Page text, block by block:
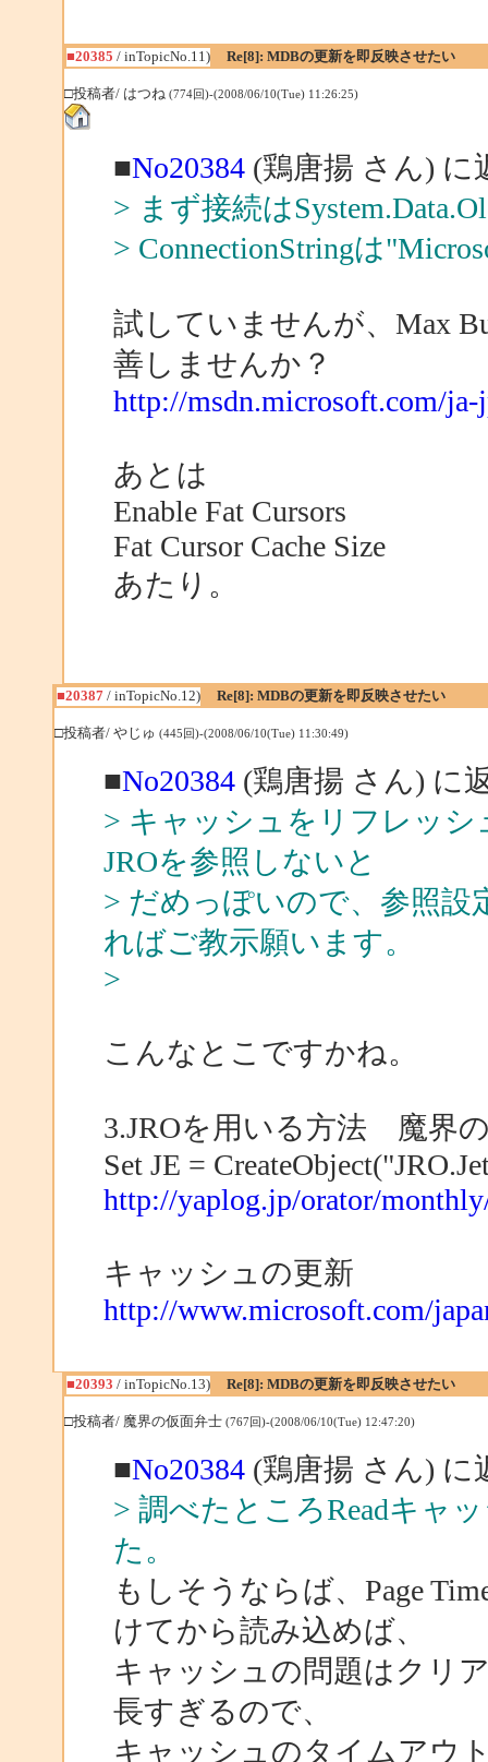
■20385 / inTopicNo.11) Re[8]: MDBの更新を即反映させたい
□投稿者/ はつね (774回)-(2008/06/10(Tue) 11:26:25)
■No20384(鶏唐揚 さん) に
> まず接続は
> ConnectionStringは
試していませんが、Max
善しませんか？
http://msdn.microsoft.com/
あとは
Enable Fat Cursors
Fat Cursor Cache Size
あたり。
■20387 / inTopicNo.12) Re[8]: MDBの更新を即反映させたい
□投稿者/ やじゅ (445回)-(2008/06/10(Tue) 11:30:49)
■No20384 (鶏唐揚 さん) に
> キャッシュをリフレッ
JROを参照しないと
> だめっぽいので、参照
ればご教示願います。
>
こんなとこですかね。
3.JROを用いる方法 魔界
Set JE =
http://yaplog.jp/orator/
キャッシュの更新
http://www.microsoft.com/
■20393 / inTopicNo.13) Re[8]: MDBの更新を即反映させたい
□投稿者/ 魔界の仮面弁士 (767回)-(2008/06/10(Tue) 12:47:20)
■No20384(鶏唐揚 さん) に
> 調べたところReadキャ
た。
もしそうならば、Page
けてから読み込めば、
キャッシュの問題はクリ
長すぎるので、
キャッシュのタイムアウ